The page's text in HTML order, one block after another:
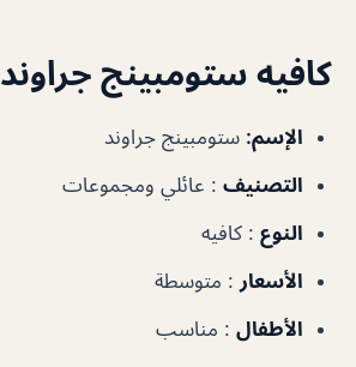
كافيه ستومبينج جراوند
الإسم: ستومبينج جراوند
التصنيف : عائلي ومجموعات
النوع : كافيه
الأسعار : متوسطة
الأطفال : مناسب